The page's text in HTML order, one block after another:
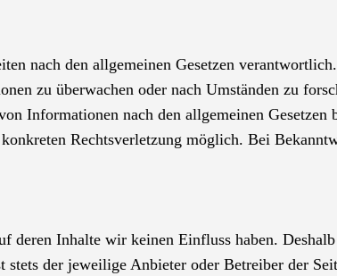
nach den allgemeinen Gesetzen
zu überwachen oder nach Umständen zu
Informationen nach den allgemeinen
Rechtsverletzung möglich. Bei
deren Inhalte wir keinen Einfluss haben.
der jeweilige Anbieter oder Betreiber der